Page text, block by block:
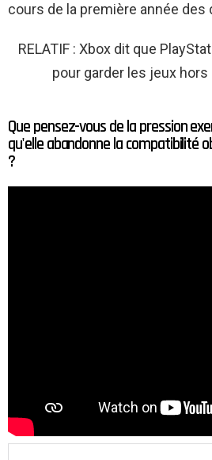
cours de la première année des
RELATIF : Xbox dit que
pour garder les jeux hors
Que pensez-vous de la pression
qu'elle abandonne la compatibilité
?